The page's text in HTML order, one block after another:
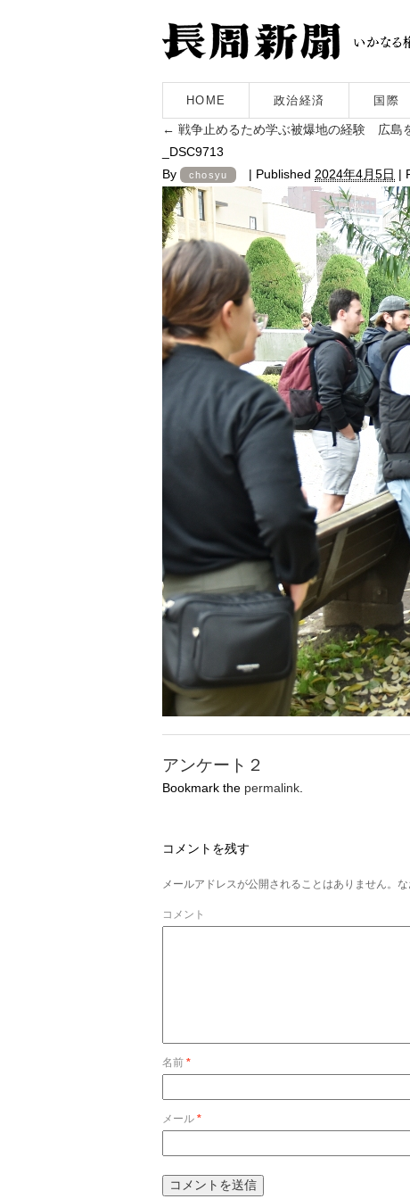
HOME 政治経済 国際
← 戦争止めるため学ぶ被爆地の経験 広島
_DSC9713
By
chosyu | Published 2024年4月5日 |
アンケート２
Bookmark the permalink
コメントを残す
メールアドレスが公開されることはありません。な
コメント
名前 *
メール *